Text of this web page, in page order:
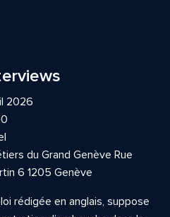
2026
du Grand Genève Rue
6 1205 Genève
rédigée en anglais, suppose